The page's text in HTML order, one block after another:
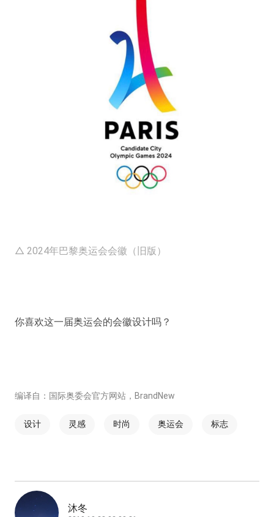
△ 2024年巴黎奥运会会徽（旧版）
你喜欢这一届奥运会的会徽设计吗？
编译自：国际奥委会官方网站，BrandNew
设计 灵感 时尚 奥运会 标志
沐冬